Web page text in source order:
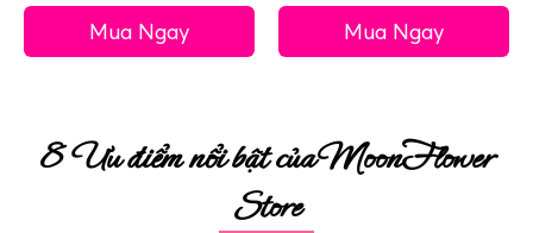
Mua Ngay Mua Ngay
8 Ưu điểm nổi bật của MoonFlower
Store